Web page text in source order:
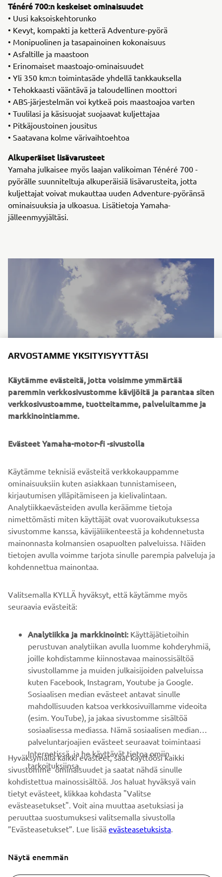
Ténéré 700:n keskeiset ominaisuudet
• Uusi kaksoiskehtorunko
• Kevyt, kompakti ja ketterä Adventure-pyörä
• Monipuolinen ja tasapainoinen kokonaisuus
• Asfaltille ja maastoon
• Erinomaiset maastoajo-ominaisuudet
• Yli 350 km:n toimintasäde yhdellä tankkauksella
• Tehokkaasti vääntävä ja taloudellinen moottori
• ABS-järjestelmän voi kytkeä pois maastoajoa varten
• Tuulilasi ja käsisuojat suojaavat kuljettajaa
• Pitkäjoustoinen jousitus
• Saatavana kolme värivaihtoehtoa
Alkuperäiset lisävarusteet
Yamaha julkaisee myös laajan valikoiman Ténéré 700 -
pyörälle suunniteltuja alkuperäisiä lisävarusteita, jotta
kuljettajat voivat mukauttaa uuden Adventure-pyöränsä
ominaisuuksia ja ulkoasua. Lisätietoja Yamaha-
jälleenmyyjältäsi.
UUSI TÉNÉRÉ 700 ALKAEN 12
LUE LISÄÄ
YRITYS
B2B
ASIAKASTUKI
UUTISKIRJE
Ole ensimmäinen, joka kuulee uusimmista tarjouksista,
erikoistapahtumista, uusista julkaisuista ja paljon muuta...
TILAA
Lue tietosuojakäytäntömme saadaksesi tietää, miten
käsittelemme henkilötietojasi: Tietosuoja ja evästeet -sivustolta
Finland (Finnish)
ARVOSTAMME YKSITYISYYTTÄSI
Käytämme evästeitä, jotta voisimme ymmärtää
paremmin verkkosivustomme kävijöitä ja parantaa siten
verkkosivustoamme, tuotteitamme, palveluitamme ja
markkinointiamme.
Evästeet Yamaha-motor-fi -sivustolla
Käytämme teknisiä evästeitä verkkokauppamme
ominaisuuksiin kuten asiakkaan tunnistamiseen,
kirjautumisen ylläpitämiseen ja kielivalintaan.
Analytiikkaevästeiden avulla keräämme tietoja
nimettömästi miten käyttäjät ovat vuorovaikutuksessa
sivustomme kanssa, kävijäliikenteestä ja kohdennetusta
mainonnasta kolmansien osapuolten palveluissa. Näiden
tietojen avulla voimme tarjota sinulle parempia palveluja ja
kohdennettua mainontaa.
Valitsemalla KYLLÄ hyväksyt, että käytämme myös
seuraavia evästeitä:
Analytiikka ja markkinointi: Käyttäjätietoihin
perustuvan analytiikan avulla luomme kohderyhmiä,
joille kohdistamme kiinnostavaa mainossisältöä
sivustollamme ja muiden julkaisijoiden palveluissa
kuten Facebook, Instagram, Youtube ja Google.
Sosiaalisen median evästeet antavat sinulle
mahdollisuuden katsoa verkkosivuillamme videoita
(esim. YouTube), ja jakaa sivustomme sisältöä
sosiaalisessa mediassa. Nämä sosiaalisen median
palveluntarjoajien evästeet seuraavat toimintaasi
Internetissä, ja he käyttävät tietoa omiin
tarkoituksiinsa.
Hyväksymällä kaikki evästeet, saat käyttöösi kaikki
sivustomme ominaisuudet ja saatat nähdä sinulle
kohdistettua mainossisältöä. Jos haluat hyväksyä vain
tietyt evästeet, klikkaa kohdasta "Valitse
evästeasetukset". Voit aina muuttaa asetuksiasi ja
peruuttaa suostumuksesi valitsemalla sivustolla
”Evästeasetukset”. Lue lisää evästeasetuksista.
Näytä enemmän